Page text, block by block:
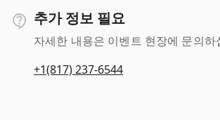
추가 정보 필요
자세한 내용은 이벤트 현장에 문의하
+1(817) 237-6544